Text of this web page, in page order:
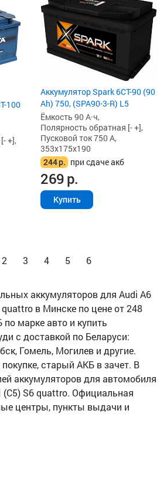
100
+],
Аккумулятор Spark 6СТ-90 (90
Ah) 750, (SPA90-3-R) L5
Ёмкость 90 А·ч,
Полярность обратная [- +],
Пусковой ток 750 А,
353x175x190
244р. при сдаче акб
269р.
Купить
2 3 4 5 6
аккумуляторов для Audi A6
quattro в Минске по цене от 248
марке авто и купить
с доставкой по Беларуси:
Гомель, Могилев и другие.
старый АКБ в зачет. В
аккумуляторов для автомобиля
(C5) S6 quattro. Официальная
центры, пункты выдачи и